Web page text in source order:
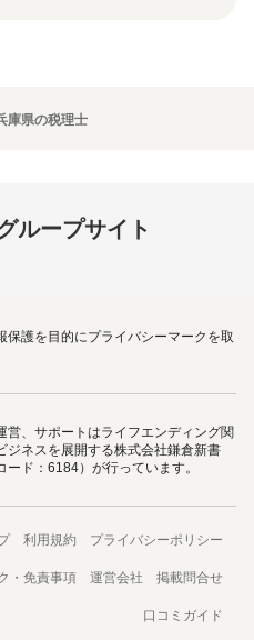
庫県の税理士
ループサイト
保護を目的にプライバシーマークを取
営、サポートはライフエンディング関
ジネスを展開する株式会社鎌倉新書
ード：6184）が行っています。
利用規約 プライバシーポリシー
・免責事項 運営会社 掲載問合せ
口コミガイド